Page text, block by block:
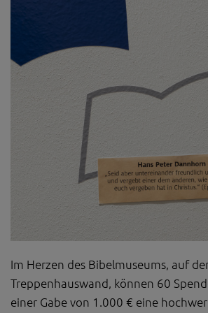
Im Herzen des Bibelmuseums, auf
Treppenhauswand, können 60
einer Gabe von 1.000 € eine